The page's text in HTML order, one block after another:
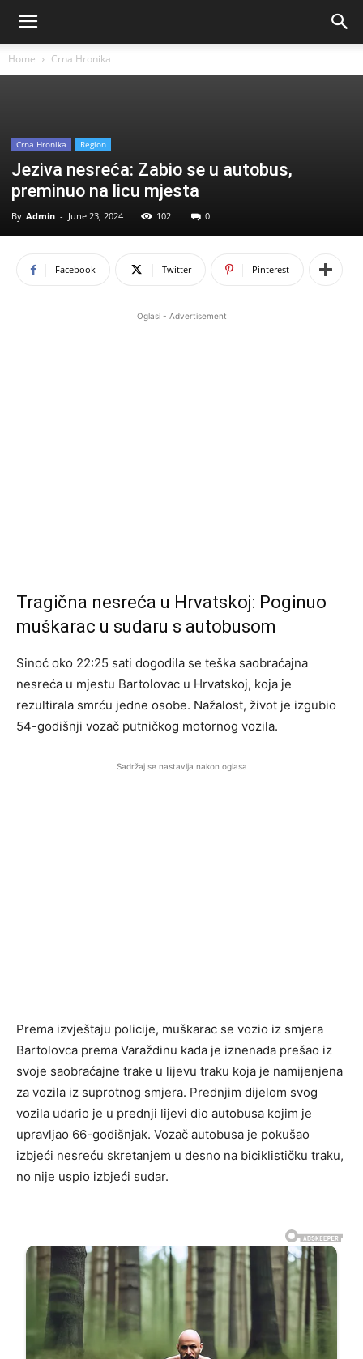
Home Crna Hronika
Crna Hronika Region
Jeziva nesreća: Zabio se u autobus,
preminuo na licu mjesta
By Admin - June 23, 2024 102 0
Facebook Twitter Pinterest
Oglasi - Advertisement
Tragična nesreća u Hrvatskoj: Poginuo
muškarac u sudaru s autobusom
Sinoć oko 22:25 sati dogodila se teška saobraćajna
nesreća u mjestu Bartolovac u Hrvatskoj, koja je
rezultirala smrću jedne osobe. Nažalost, život je izgubio
54-godišnji vozač putničkog motornog vozila.
Sadržaj se nastavlja nakon oglasa
Prema izvještaju policije, muškarac se vozio iz smjera
Bartolovca prema Varaždinu kada je iznenada prešao iz
svoje saobraćajne trake u lijevu traku koja je namijenjena
za vozila iz suprotnog smjera. Prednjim dijelom svog
vozila udario je u prednji lijevi dio autobusa kojim je
upravljao 66-godišnjak. Vozač autobusa je pokušao
izbjeći nesreću skretanjem u desno na biciklističku traku,
no nije uspio izbjeći sudar.